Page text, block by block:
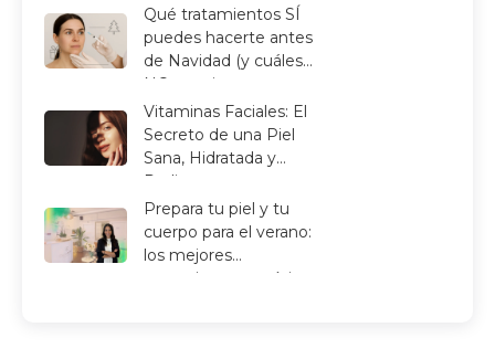
Qué tratamientos SÍ
puedes hacerte antes
de Navidad (y cuáles
NO convienen por
tiempo de
recuperación)
Vitaminas Faciales: El
Secreto de una Piel
Sana, Hidratada y
Radiante
Prepara tu piel y tu
cuerpo para el verano:
los mejores
tratamientos estéticos